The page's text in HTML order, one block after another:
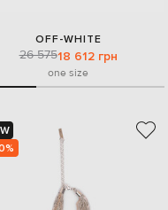
OFF-WHITE
26 57518 612 грн
one size